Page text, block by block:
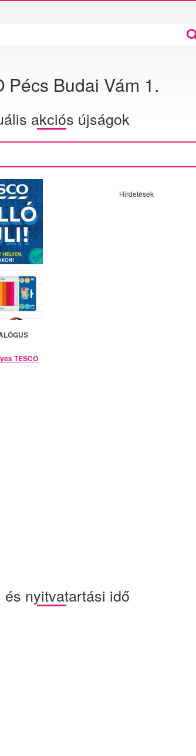
Pécs Budai Vám 1.
akciós újságok
TESCO
Hirdetések
és nyitvatartási idő